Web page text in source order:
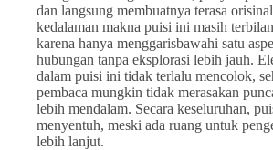
dan langsung membuatnya terasa
kedalaman makna puisi ini masih
karena hanya menggarisbawahi satu
hubungan tanpa eksplorasi lebih jauh.
dalam puisi ini tidak terlalu mencolok,
pembaca mungkin tidak merasakan
lebih mendalam. Secara keseluruhan,
menyentuh, meski ada ruang untuk
lebih lanjut.